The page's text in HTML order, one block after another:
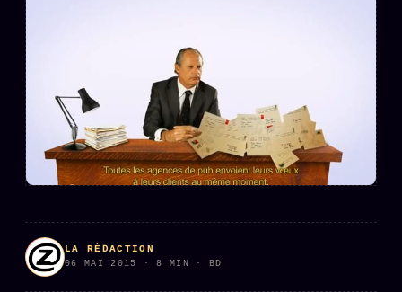
✉ INSCRIPTION À LA NEWSLETTER
Rubriques éditoriales
LA RÉDACTION
06 MAI 2015 · 8 MIN · BD